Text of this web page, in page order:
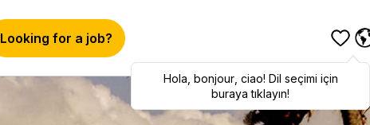
Looking for a job?
Hola,bonjour,ciao! To switch
languages, click here!
Hola bonjour, ciao! Dil seçimi için
buraya tıklayın!